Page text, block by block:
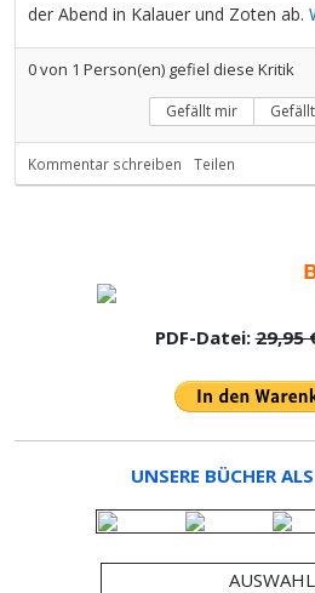
der Abend in Kalauer und Zoten ab.
0von 1 Person(en) gefiel diese Kritik
Gefällt mir
Kommentar schreiben Teilen
PDF-Datei:29,95
UNSERE BÜCHER
AUSWAHL